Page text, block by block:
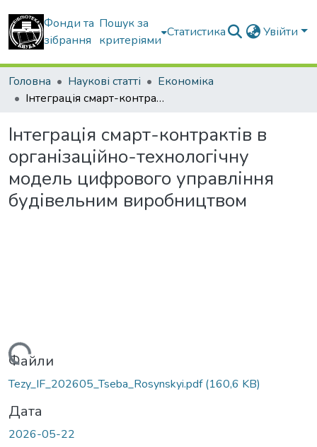
Фонди та
зібрання
Пошук за
критеріями
Статистика Увійти
Головна Наукові статті
Економіка
Інтеграція смарт-контрактів в організаційно-технологічну модель цифрового управління будівельним виробництвом
Інтеграція смарт-контрактів в
організаційно-технологічну
модель цифрового управління
будівельним виробництвом
Файли
Tezy_IF_202605_Tseba_Rosynskyi.pdf(160,6 KB)
Дата
2026-05-22